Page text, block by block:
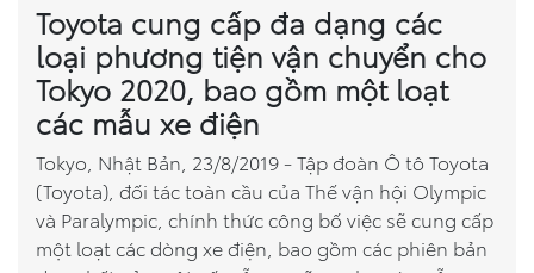
Công nghệ
Dịch vụ
Điện hóa
Về Toyota Việt Nam
Toyota cung cấp đa dạng các
loại phương tiện vận chuyển cho
Tokyo 2020, bao gồm một loạt
các mẫu xe điện
Tokyo, Nhật Bản, 23/8/2019 - Tập đoàn Ô tô Toyota
(Toyota), đối tác toàn cầu của Thế vận hội Olympic
và Paralympic, chính thức công bố việc sẽ cung cấp
một loạt các dòng xe điện, bao gồm các phiên bản